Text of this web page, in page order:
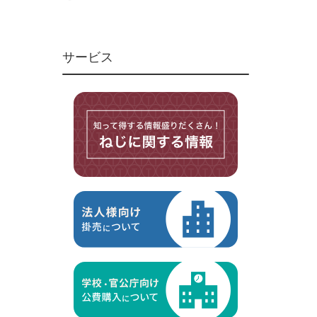
マイクロねじ
台形ねじ
その他ねじ
便利品
金具・金物
切削工具
研削研磨品
作業用品
ケミカル製品
サービス